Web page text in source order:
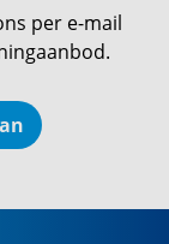
per e-mail